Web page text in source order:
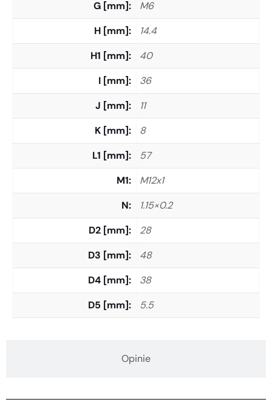
Opinie
G [mm]
M6
H [mm]
14.4
H1 [mm]
40
I [mm]
36
J [mm]
11
K [mm]
8
L1 [mm]
57
M1
M12x1
N
1.15×0.2
D2 [mm]
28
D3 [mm]
48
D4 [mm]
38
D5 [mm]
5.5